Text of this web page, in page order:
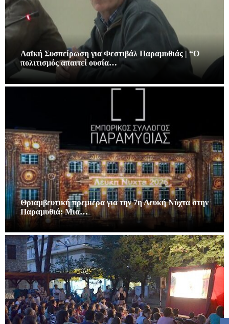
Λαϊκή Συσπείρωση για Φεστιβάλ Παραμυθιάς | “Ο
πολιτισμός απαιτεί ουσία…
Θριαμβευτική πρεμιέρα για την 7η Λευκή Νύχτα στην
Παραμυθιά: Μια…